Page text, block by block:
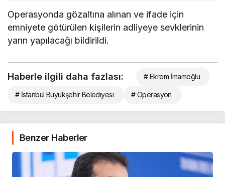
Operasyonda gözaltına alınan ve ifade için
emniyete götürülen kişilerin adliyeye sevklerinin
yarın yapılacağı bildirildi.
Haberle ilgili daha fazlası: # Ekrem İmamoğlu
# İstanbul Büyükşehir Belediyesi # Operasyon
Benzer Haberler